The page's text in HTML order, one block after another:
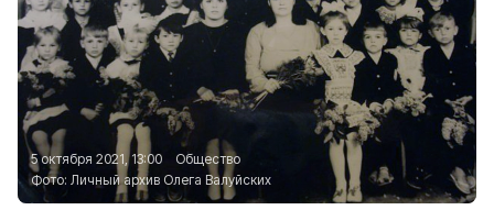
5 октября 2021, 13:00
Общество
Фото: Личный архив Олега Валуйских